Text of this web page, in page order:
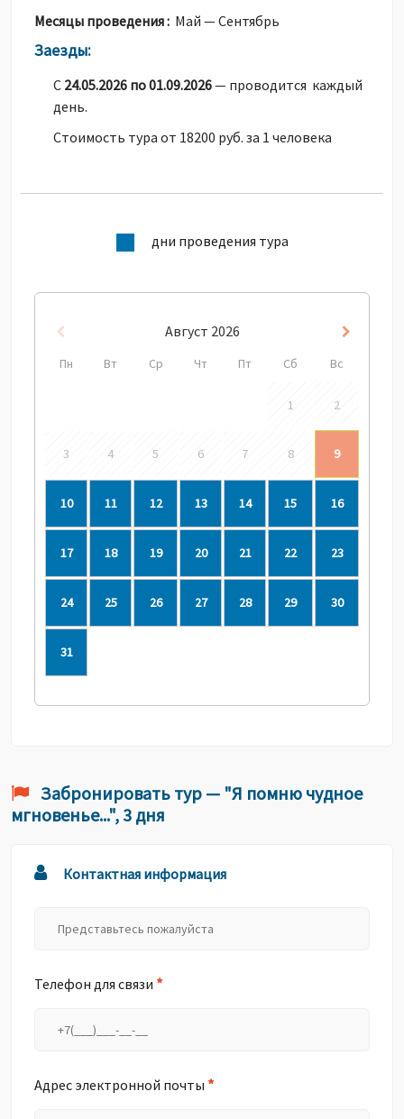
Месяцы проведения : Май — Сентябрь
Заезды:
С 24.05.2026 по 01.09.2026— проводится каждый
день.
Стоимость тура от 18200 руб. за 1 человека
дни проведения тура
Пред
Август 2026
Пн Вт Ср Чт Пт Сб Вс
1 2
3 4 5 6 7 8 9
10 11 12 13 14 15 16
17 18 19 20 21 22 23
24 25 26 27 28 29 30
31
Забронировать тур — "Я помню чудное
мгновенье...", 3 дня
Контактная информация
Телефон для связи *
Адрес электронной почты *